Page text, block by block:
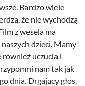
Bardzo wiele
że nie wychodzą
z wesela ma
dzieci. Mamy
uczucia i
nam tak jak
dnia. Drgający głos,